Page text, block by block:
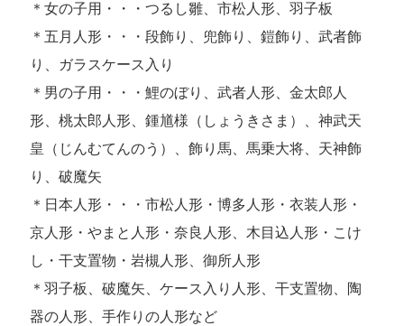
＊女の子用・・・つるし雛、市松人形、羽子板
＊五月人形・・・段飾り、兜飾り、鎧飾り、武者飾
り、ガラスケース入り
＊男の子用・・・鯉のぼり、武者人形、金太郎人
形、桃太郎人形、鍾馗様（しょうきさま）、神武天
皇（じんむてんのう）、飾り馬、馬乗大将、天神飾
り、破魔矢
＊日本人形・・・市松人形・博多人形・衣装人形・
京人形・やまと人形・奈良人形、木目込人形・こけ
し・干支置物・岩槻人形、御所人形
＊羽子板、破魔矢、ケース入り人形、干支置物、陶
器の人形、手作りの人形など